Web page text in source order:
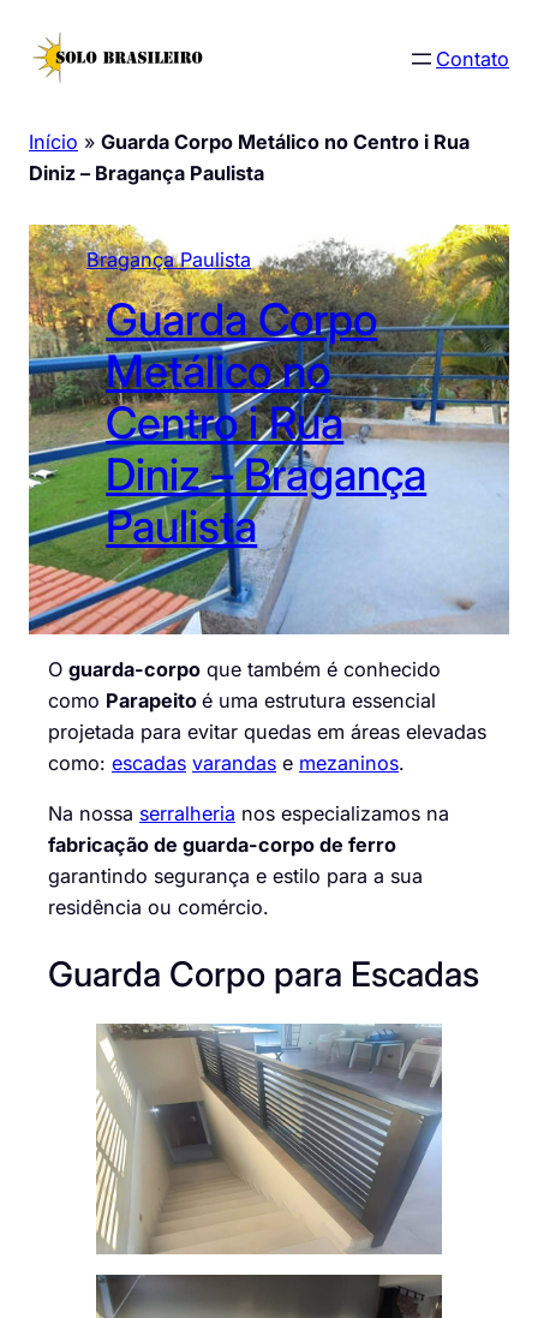
para
Contato
Início » Guarda Corpo Metálico no Centro i Rua
Diniz – Bragança Paulista
Bragança Paulista
Guarda Corpo
Metálico no
Centro i Rua
Diniz – Bragança
Paulista
O guarda-corpo que também é conhecido
como Parapeito é uma estrutura essencial
projetada para evitar quedas em áreas elevadas
como: escadas varandas e mezaninos.
Na nossa serralheria nos especializamos na
fabricação de guarda-corpo de ferro
garantindo segurança e estilo para a sua
residência ou comércio.
Guarda Corpo para Escadas